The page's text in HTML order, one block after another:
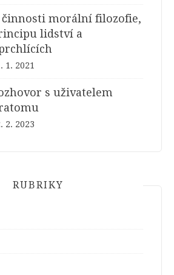
činnosti morální filozofie,
lidství a
1. 2021
s uživatelem
2. 2023
RUBRIKY